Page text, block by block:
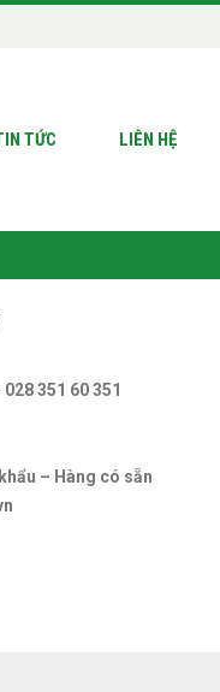
TỨC LIÊN HỆ
351 60 351
– Hàng có sẵn